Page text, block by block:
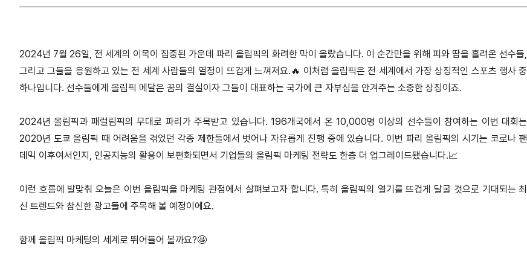
2024년 7월 26일, 전 세계의 이목이 집중된 가운데 파리 올림픽의 화려한 막이 올랐습니다. 이 순간만을 위해 피와 땀을 흘려온 선수들,
그리고 그들을 응원하고 있는 전 세계 사람들의 열정이 뜨겁게 느껴져요.🔥 이처럼 올림픽은 전 세계에서 가장 상징적인 스포츠 행사 중
하나입니다. 선수들에게 올림픽 메달은 꿈의 결실이자 그들이 대표하는 국가에 큰 자부심을 안겨주는 소중한 상징이죠.
2024년 올림픽과 패럴림픽의 무대로 파리가 주목받고 있습니다. 196개국에서 온 10,000명 이상의 선수들이 참여하는 이번 대회는
2020년 도쿄 올림픽 때 어려움을 겪었던 각종 제한들에서 벗어나 자유롭게 진행 중에 있습니다. 이번 파리 올림픽의 시기는 코로나 팬
데믹 이후여서인지, 인공지능의 활용이 보편화되면서 기업들의 올림픽 마케팅 전략도 한층 더 업그레이드됐습니다.📈
이런 흐름에 발맞춰 오늘은 이번 올림픽을 마케팅 관점에서 살펴보고자 합니다. 특히 올림픽의 열기를 뜨겁게 달굴 것으로 기대되는 최
신 트렌드와 참신한 광고들에 주목해 볼 예정이에요.
함께 올림픽 마케팅의 세계로 뛰어들어 볼까요?🤩